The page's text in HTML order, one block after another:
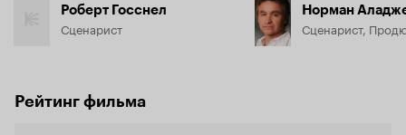
Роберт Госснел
Сценарист
Норман
Сценарист,
Рейтинг фильма